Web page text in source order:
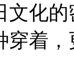
文化
穿着